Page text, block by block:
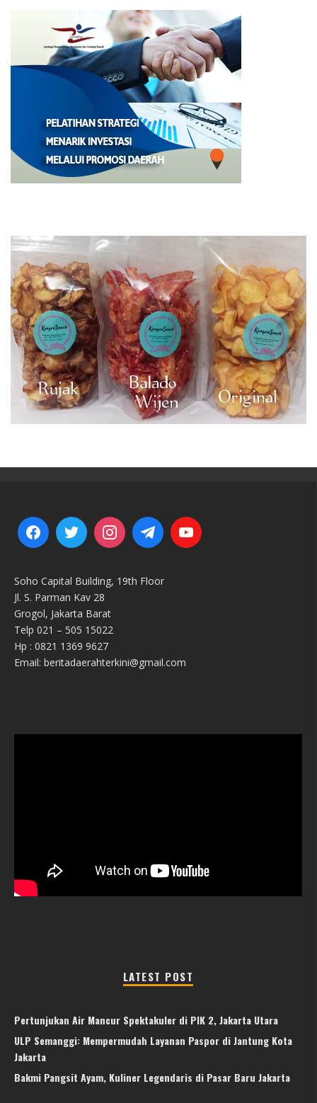
Soho Capital Building, 19th Floor
Jl. S. Parman Kav 28
Grogol, Jakarta Barat
Telp 021 – 505 15022
Hp : 0821 1369 9627
Email: beritadaerahterkini@gmail.com
LATEST POST
Pertunjukan Air Mancur Spektakuler di PIK 2, Jakarta Utara
ULP Semanggi: Mempermudah Layanan Paspor di Jantung Kota
Jakarta
Bakmi Pangsit Ayam, Kuliner Legendaris di Pasar Baru Jakarta